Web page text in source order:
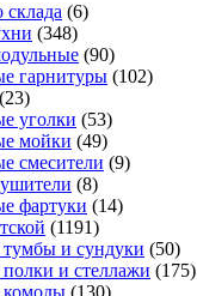
склада (6)
(348)
(90)
гарнитуры (102)
(23)
уголки (53)
мойки (49)
смесители (9)
(8)
фартуки (14)
(1191)
тумбы и сундуки (50)
полки и стеллажи (175)